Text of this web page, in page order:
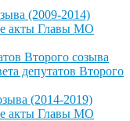
(2009-2014)
акты Главы МО
Второго созыва
депутатов Второго
(2014-2019)
акты Главы МО